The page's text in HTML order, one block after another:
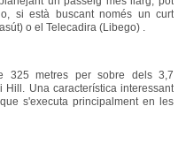
si està buscant només un curt
o el Telecadira (Libego) .
325 metres per sobre dels 3,7
Una característica interessant
s'executa principalment en les